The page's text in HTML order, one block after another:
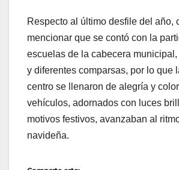
Respecto al último desfile del año,
mencionar que se contó con la
escuelas de la cabecera
y diferentes comparsas, por lo que
centro se llenaron de alegría y
vehículos, adornados con luces
motivos festivos, avanzaban al
navideña.